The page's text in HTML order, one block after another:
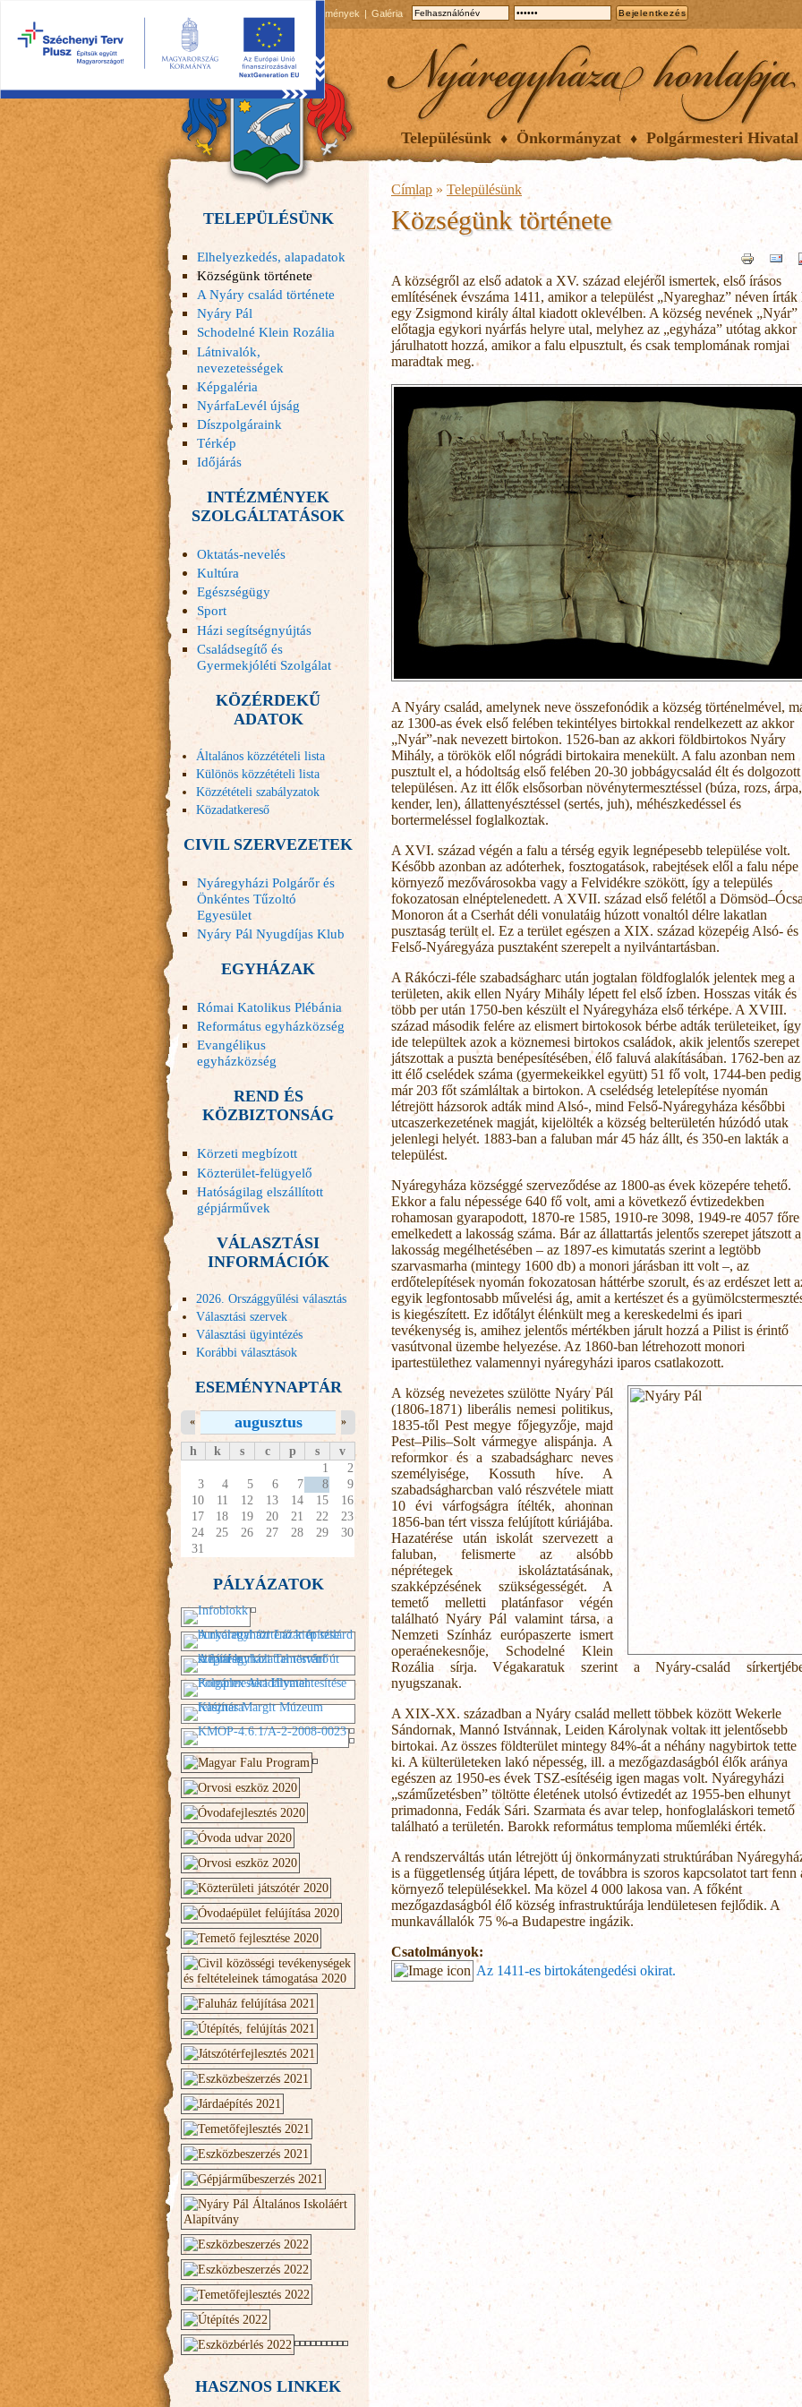
Események Galéria
Településünk Önkormányzat Polgármesteri Hivatal
Címlap » Településünk
Községünk története
A községről az első adatok a XV. század elejéről ismertek, első írásos
említésének évszáma 1411, amikor a települést „Nyareghaz” néven írták
egy Zsigmond király által kiadott oklevélben. A község nevének „Nyár”
előtagja egykori nyárfás helyre utal, melyhez az „egyháza” utótag akkor
járulhatott hozzá, amikor a falu elpusztult, és csak templomának romjai
maradtak meg.
A Nyáry család, amelynek neve összefonódik a község történelmével,
az 1300-as évek első felében tekintélyes birtokkal rendelkezett az akkor
„Nyár”-nak nevezett birtokon. 1526-ban az akkori földbirtokos Nyáry
Mihály, a törökök elől nógrádi birtokaira menekült. A falu azonban nem
pusztult el, a hódoltság első felében 20-30 jobbágycsalád élt és dolgozott
településen. Az itt élők elsősorban növénytermesztéssel (búza, rozs, árpa,
kender, len), állattenyésztéssel (sertés, juh), méhészkedéssel és
bortermeléssel foglalkoztak.
A XVI. század végén a falu a térség egyik legnépesebb települése volt.
Később azonban az adóterhek, fosztogatások, rabejtések elől a falu népe
környező mezővárosokba vagy a Felvidékre szökött, így a település
fokozatosan elnéptelenedett. A XVII. század első felétől a
Monoron át a Cserhát déli vonulatáig húzott vonaltól délre lakatlan
pusztaság terült el. Ez a terület egészen a XIX. század közepéig Alsó- és
Felső-Nyáregyáza pusztaként szerepelt a nyilvántartásban.
A Rákóczi-féle szabadságharc után jogtalan földfoglalók jelentek meg a
területen, akik ellen Nyáry Mihály lépett fel első ízben. Hosszas viták és
több per után 1750-ben készült el Nyáregyháza első térképe. A XVIII.
század második felére az elismert birtokosok bérbe adták területeiket, így
ide települtek azok a köznemesi birtokos családok, akik jelentős szerepet
játszottak a puszta benépesítésében, élő faluvá alakításában. 1762-ben az
itt élő cselédek száma (gyermekeikkel együtt) 51 fő volt, 1744-ben pedig
már 203 főt számláltak a birtokon. A cselédség letelepítése nyomán
létrejött házsorok adták mind Alsó-, mind Felső-Nyáregyháza későbbi
utcaszerkezetének magját, kijelölték a község belterületén húzódó utak
jelenlegi helyét. 1883-ban a faluban már 45 ház állt, és 350-en lakták a
települést.
Nyáregyháza községgé szerveződése az 1800-as évek közepére tehető.
Ekkor a falu népessége 640 fő volt, ami a következő évtizedekben
rohamosan gyarapodott, 1870-re 1585, 1910-re 3098, 1949-re 4057 főre
emelkedett a lakosság száma. Bár az állattartás jelentős szerepet játszott a
lakosság megélhetésében – az 1897-es kimutatás szerint a legtöbb
szarvasmarha (mintegy 1600 db) a monori járásban itt volt –, az
erdőtelepítések nyomán fokozatosan háttérbe szorult, és az erdészet lett
egyik legfontosabb művelési ág, amit a kertészet és a
is kiegészített. Ez időtályt élénkült meg a kereskedelmi és ipari
tevékenység is, amihez jelentős mértékben járult hozzá a Pilist is érintő
vasútvonal üzembe helyezése. Az 1860-ban létrehozott monori
ipartestülethez valamennyi nyáregyházi iparos csatlakozott.
A község nevezetes szülötte Nyáry Pál
(1806-1871) liberális nemesi politikus,
1835-től Pest megye főjegyzője, majd
Pest–Pilis–Solt vármegye alispánja. A
reformkor és a szabadságharc neves
személyisége, Kossuth híve. A
szabadságharcban való részvétele miatt
10 évi várfogságra ítélték, ahonnan
1856-ban tért vissza felújított kúriájába.
Hazatérése után iskolát szervezett a
faluban, felismerte az alsóbb
néprétegek iskoláztatásának,
szakképzésének szükségességét. A
temető melletti platánfasor végén
található Nyáry Pál valamint társa, a
Nemzeti Színház európaszerte ismert
operaénekesnője, Schodelné Klein
Rozália sírja. Végakaratuk szerint a Nyáry-család
nyugszanak.
A XIX-XX. században a Nyáry család mellett többek között Wekerle
Sándornak, Mannó Istvánnak, Leiden Károlynak voltak itt jelentősebb
birtokai. Az összes földterület mintegy 84%-át a néhány nagybirtok tette
ki. A külterületeken lakó népesség, ill. a mezőgazdaságból élők aránya
egészen az 1950-es évek TSZ-esítéséig igen magas volt. Nyáregyházi
„száműzetésben” töltötte életének utolsó évtizedét az 1955-ben elhunyt
primadonna, Fedák Sári. Szarmata és avar telep, honfoglaláskori temető
található a területén. Barokk református temploma műemléki érték.
A rendszerváltás után létrejött új önkormányzati struktúrában
is a függetlenség útjára lépett, de továbbra is szoros kapcsolatot tart fenn
környező településekkel. Ma közel 4 000 lakosa van. A főként
mezőgazdaságból élő község infrastruktúrája lendületesen fejlődik. A
munkavállalók 75 %-a Budapestre ingázik.
Csatolmányok:
Az 1411-es birtokátengedési okirat.
TELEPÜLÉSÜNK
Elhelyezkedés, alapadatok
Községünk története
A Nyáry család története
Nyáry Pál
Schodelné Klein Rozália
Látnivalók,
nevezetességek
Képgaléria
NyárfaLevél újság
Díszpolgáraink
Térkép
Időjárás
INTÉZMÉNYEK
SZOLGÁLTATÁSOK
Oktatás-nevelés
Kultúra
Egészségügy
Sport
Házi segítségnyújtás
Családsegítő és
Gyermekjóléti Szolgálat
KÖZÉRDEKŰ
ADATOK
Általános közzétételi lista
Különös közzétételi lista
Közzétételi szabályzatok
Közadatkereső
CIVIL SZERVEZETEK
Nyáregyházi Polgárőr és
Önkéntes Tűzoltó
Egyesület
Nyáry Pál Nyugdíjas Klub
EGYHÁZAK
Római Katolikus Plébánia
Református egyházközség
Evangélikus
egyházközség
REND ÉS
KÖZBIZTONSÁG
Körzeti megbízott
Közterület-felügyelő
Hatóságilag elszállított
gépjárművek
VÁLASZTÁSI
INFORMÁCIÓK
2026. Országgyűlési választás
Választási szervek
Választási ügyintézés
Korábbi választások
ESEMÉNYNAPTÁR
augusztus
« »
h k s c p s
v
1
2
3
4 5 6 7 8
9
10
11 12 13 14 15
16
17
18 19 20 21 22
23
24
25 26 27 28 29
30
31
PÁLYÁZATOK
HASZNOS LINKEK